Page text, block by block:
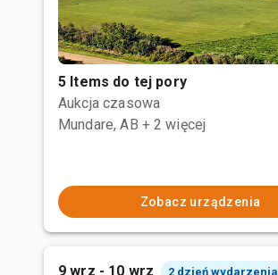
5 Items do tej pory
Aukcja czasowa
Mundare, AB + 2 więcej
Zobacz urządzenia
9 wrz - 10 wrz 2 dzień wydarzenia